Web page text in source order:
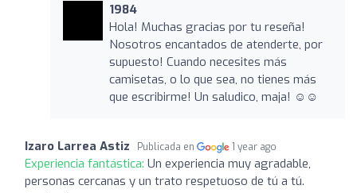
1984
Hola! Muchas gracias por tu reseña!
Nosotros encantados de atenderte, por
supuesto! Cuando necesites más
camisetas, o lo que sea, no tienes más
que escribirme! Un saludico, maja! ☺️☺️
Izaro Larrea Astiz Publicada en 1 year ago
Experiencia fantástica: Un experiencia muy agradable,
personas cercanas y un trato respetuoso de tú a tú.